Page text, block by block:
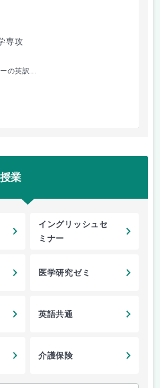
専攻
の英訳...
業
イングリッシュセ
ミナー
医学研究ゼミ
英語共通
介護保険